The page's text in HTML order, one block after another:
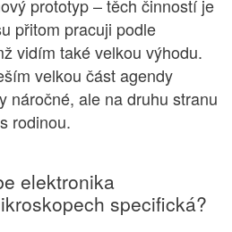
prototyp – těch činností je
přitom pracuji podle
vidím také velkou výhodu.
velkou část agendy
náročné, ale na druhu stranu
rodinou.
elektronika
specifická?